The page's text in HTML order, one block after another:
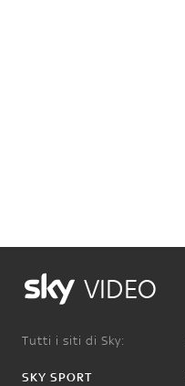
VIDEO
Tutti i siti di Sky:
SKY SPORT